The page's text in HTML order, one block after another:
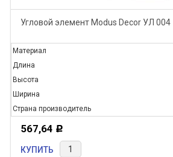
Угловой элемент Modus Decor УЛ 004
Материал
Длина
Высота
Ширина
Страна производитель
567,64 Р
КУПИТЬ